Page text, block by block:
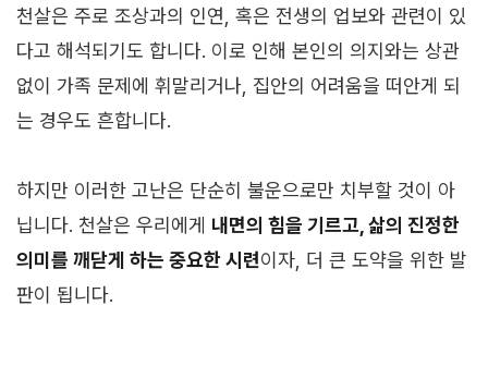
천살은 주로 조상과의 인연, 혹은 전생의 업보와 관련이 있
다고 해석되기도 합니다. 이로 인해 본인의 의지와는 상관
없이 가족 문제에 휘말리거나, 집안의 어려움을 떠안게 되
는 경우도 흔합니다.
하지만 이러한 고난은 단순히 불운으로만 치부할 것이 아
닙니다. 천살은 우리에게 내면의 힘을 기르고, 삶의 진정한
의미를 깨닫게 하는 중요한 시련이자, 더 큰 도약을 위한 발
판이 됩니다.